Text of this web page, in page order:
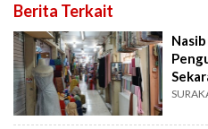
Berita Terkait